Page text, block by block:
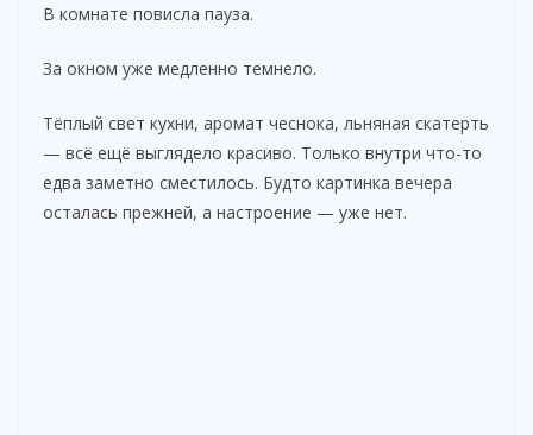
В комнате повисла пауза.
За окном уже медленно темнело.
Тёплый свет кухни, аромат чеснока, льняная скатерть
— всё ещё выглядело красиво. Только внутри что-то
едва заметно сместилось. Будто картинка вечера
осталась прежней, а настроение — уже нет.